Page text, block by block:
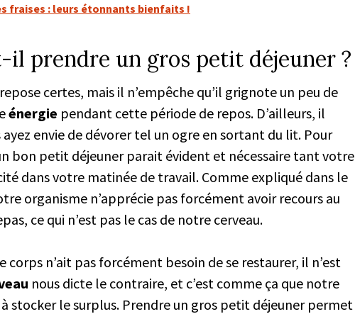
fraises : leurs étonnants bienfaits !
il prendre un gros petit déjeuner ?
certes, mais il n’empêche qu’il grignote un peu de
énergie pendant cette période de repos. D’ailleurs, il
ayez envie de dévorer tel un ogre en sortant du lit. Pour
bon petit déjeuner parait évident et nécessaire tant votre
dans votre matinée de travail. Comme expliqué dans le
organisme n’apprécie pas forcément avoir recours au
ce qui n’est pas le cas de notre cerveau.
corps n’ait pas forcément besoin de se restaurer, il n’est
nous dicte le contraire, et c’est comme ça que notre
stocker le surplus. Prendre un gros petit déjeuner permet